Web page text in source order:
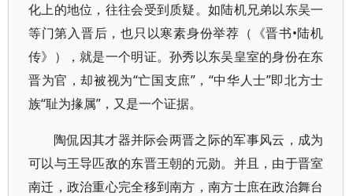
化上的地位，往往会受到质疑。如陆机兄弟以东吴一
等门第入晋后，也只以寒素身份举荐（《晋书•陆机
传》），就是一个明证。孙秀以东吴皇室的身份在东
晋为官，却被视为“亡国支庶”，“中华人士”即北方士
族“耻为掾属”，又是一个证据。
陶侃因其才器并际会两晋之际的军事风云，成为
可以与王导匹敌的东晋王朝的元勋。并且，由于晋室
南迁，政治重心完全移到南方，南方士庶在政治舞台